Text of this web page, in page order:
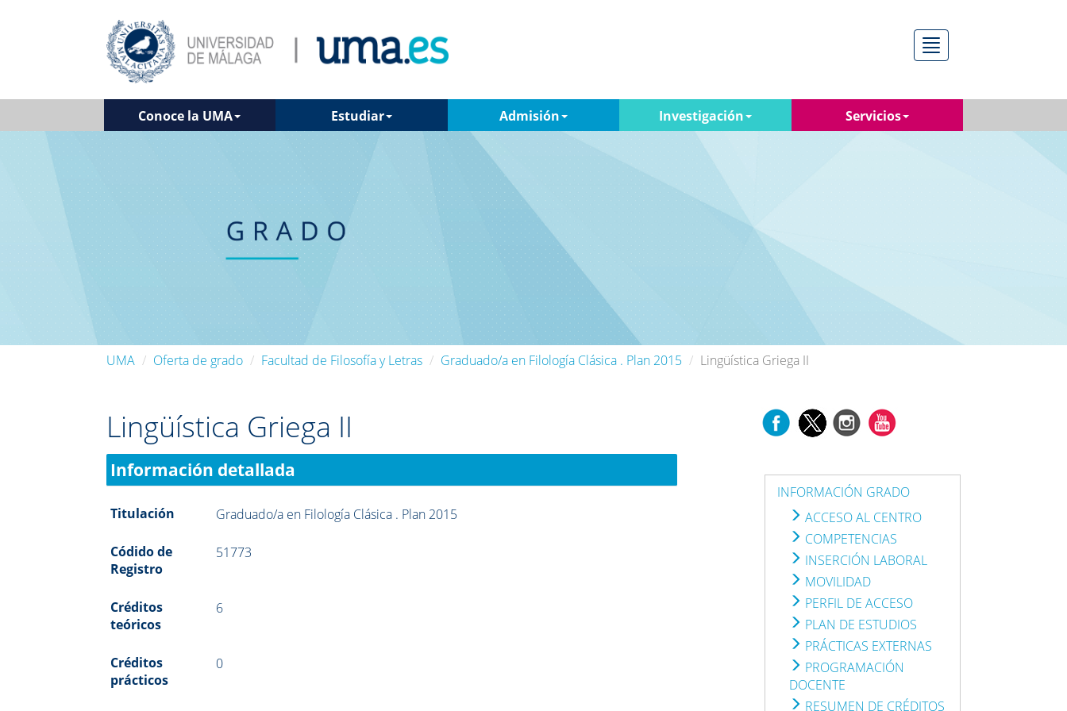
Menú
Conoce la UMA Estudiar Admisión Investigación Servicios
UMA Oferta de grado Facultad de Filosofía y Letras Graduado/a en Filología Clásica . Plan 2015 Lingüística Griega II
Lingüística Griega II
Información detallada
Titulación Graduado/a en Filología Clásica . Plan 2015
Códido de
Registro
51773
Créditos
teóricos
6
Créditos
prácticos
0
INFORMACIÓN GRADO
ACCESO AL CENTRO
COMPETENCIAS
INSERCIÓN LABORAL
MOVILIDAD
PERFIL DE ACCESO
PLAN DE ESTUDIOS
PRÁCTICAS EXTERNAS
PROGRAMACIÓN
DOCENTE
RESUMEN DE CRÉDITOS